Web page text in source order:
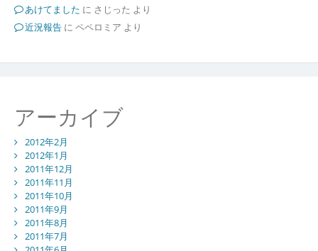
あけてました に さじった より
近況報告に ペペロミア より
アーカイブ
2012年2月
2012年1月
2011年12月
2011年11月
2011年10月
2011年9月
2011年8月
2011年7月